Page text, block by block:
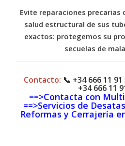
Evite reparaciones precarias
salud estructural de sus
exactos: protegemos su
secuelas de
Contacto: 📞 +34 666 11 91
+34 666 11
==>Contacta con
==>Servicios de
Reformas y Cerrajería